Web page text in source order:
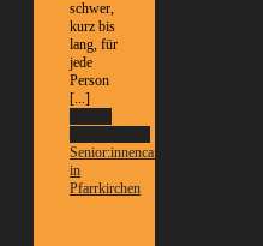
schwer,
kurz bis
lang, für
jede
Person
[...]
Senior:innencafé
in
Pfarrkirchen